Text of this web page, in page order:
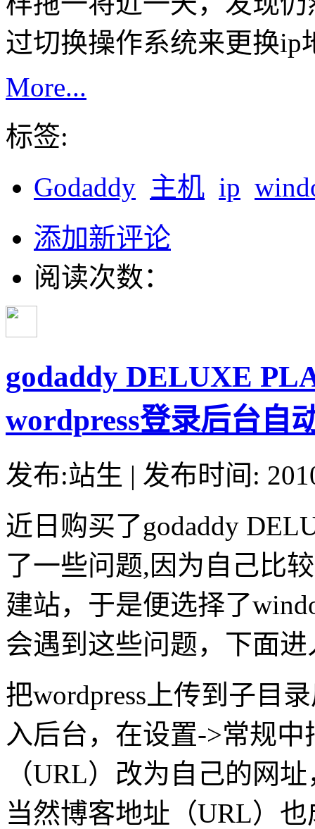
过切换操作系统来更换ip
More...
标签:
Godaddy 主机 ip
添加新评论
阅读次数：
godaddy DELUXE
wordpress登录后台自
发布:站生 | 发布时间:
近日购买了godaddy
了一些问题,因为自己比
建站，于是便选择了
会遇到这些问题，下面
把wordpress上传到子目
入后台，在设置->常规中
（URL）改为自己的网
当然博客地址（URL）